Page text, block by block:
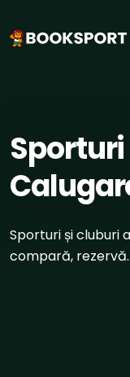
Sporturi și cluburi
compară, rezervă.